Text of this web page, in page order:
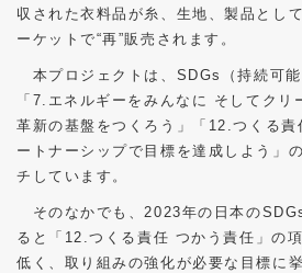
収された衣料品が糸、生地、製品とし
ーケットで“再”販売されます。
本プロジェクトは、SDGs（持続可能
「7.エネルギーをみんなに そしてク
革新の基盤をつくろう」「12.つくる
ートナーシップで目標を達成しよう」
チしています。
そのなかでも、2023年の日本の
ると「12.つくる責任 つかう責任」の
低く、取り組みの強化が必要な目標に